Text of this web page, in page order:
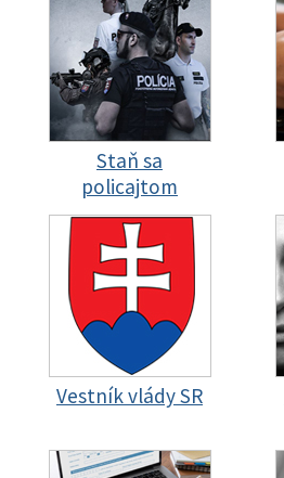
Staň sa
policajtom
Vestník vlády SR